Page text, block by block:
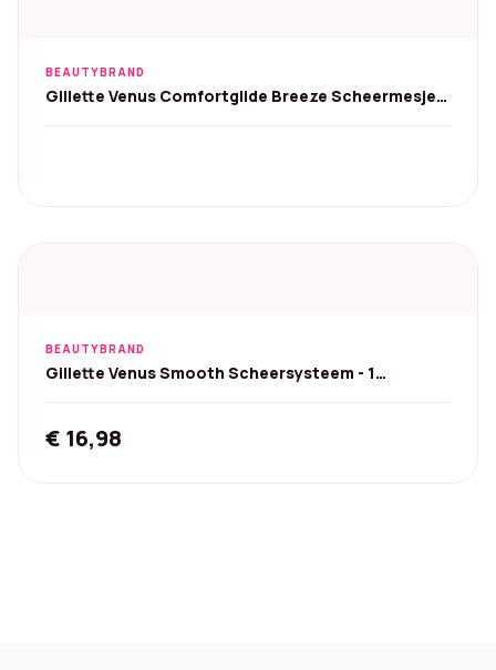
BEAUTYBRAND
Gillette Venus Comfortglide Breeze Scheermesjes
BEAUTYBRAND
Gillette Venus Smooth Scheersysteem - 1
€ 16,98